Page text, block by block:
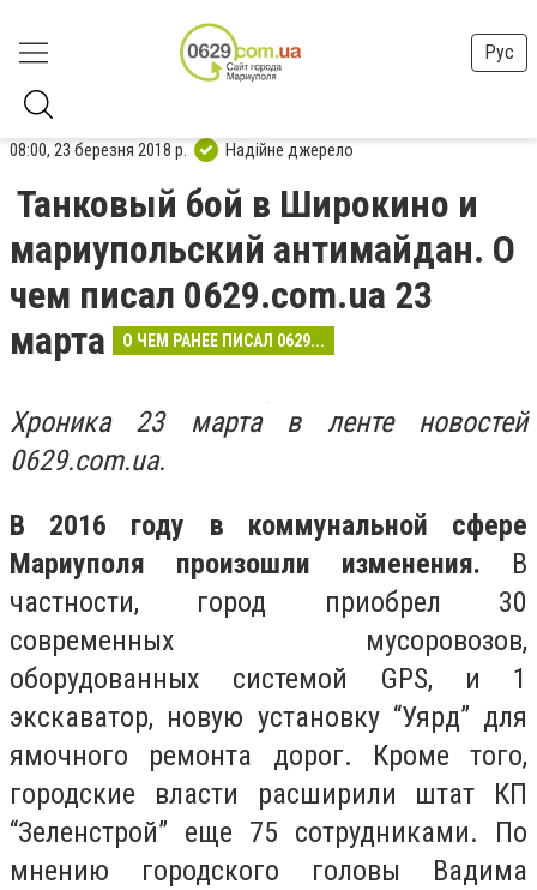
Рус
08:00, 23 березня 2018 р. Надійне джерело
Танковый бой в Широкино и
мариупольский антимайдан. О
чем писал 0629.com.ua 23
марта
О ЧЕМ РАНЕЕ ПИСАЛ 0629...
Хроника 23 марта в ленте новостей
0629.com.ua.
В 2016 году в коммунальной сфере
Мариуполя произошли изменения. В
частности, город приобрел 30
современных мусоровозов,
оборудованных системой GPS, и 1
экскаватор, новую установку “Уярд” для
ямочного ремонта дорог. Кроме того,
городские власти расширили штат КП
“Зеленстрой” еще 75 сотрудниками. По
мнению городского головы Вадима